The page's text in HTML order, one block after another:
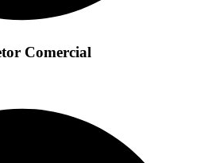
Comercial